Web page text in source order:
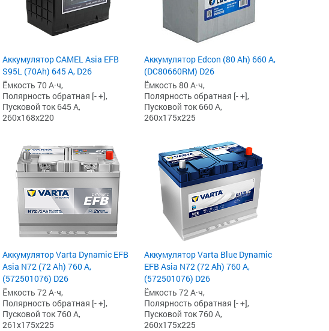
Аккумулятор CAMEL Asia EFB
S95L (70Ah) 645 А, D26
Ёмкость 70 А·ч,
Полярность обратная [- +],
Пусковой ток 645 А,
260x168x220
Аккумулятор Edcon (80 Ah) 660 А,
(DC80660RM) D26
Ёмкость 80 А·ч,
Полярность обратная [- +],
Пусковой ток 660 А,
260x175x225
Аккумулятор Varta Dynamic EFB
Asia N72 (72 Ah) 760 А,
(572501076) D26
Ёмкость 72 А·ч,
Полярность обратная [- +],
Пусковой ток 760 А,
261x175x225
Аккумулятор Varta Blue Dynamic
EFB Asia N72 (72 Ah) 760 А,
(572501076) D26
Ёмкость 72 А·ч,
Полярность обратная [- +],
Пусковой ток 760 А,
260x175x225